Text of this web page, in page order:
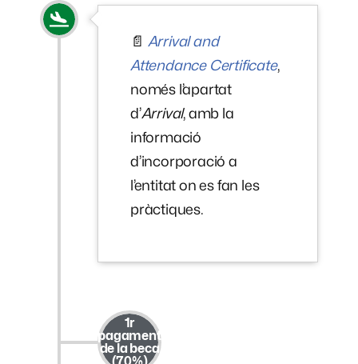
📄 Arrival and
Attendance Certificate,
només l’apartat
d’Arrival, amb la
informació
d’incorporació a
l’entitat on es fan les
pràctiques.
1r
pagament
de la beca